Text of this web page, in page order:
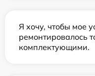
Я хочу, чтобы мое
ремонтировалось
комплектующими.